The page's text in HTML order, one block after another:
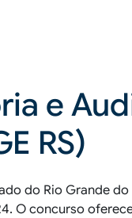
e
RS)
do Rio Grande do
O concurso